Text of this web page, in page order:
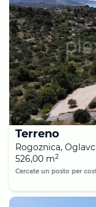
Terreno
Rogoznica,
526,00 m2
Cercate un posto per